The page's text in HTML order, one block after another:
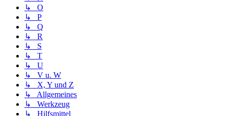
↳ O
↳ P
↳ Q
↳ R
↳ S
↳ T
↳ U
↳ V u. W
↳ X, Y und Z
↳ Allgemeines
↳ Werkzeug
↳ Hilfsmittel